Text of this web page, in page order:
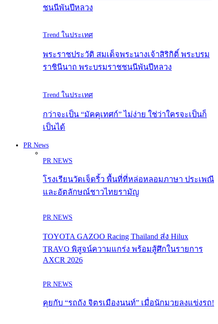
ชนนีพันปีหลวง
Trend ในประเทศ
พระราชประวัติ สมเด็จพระนางเจ้าสิริกิติ์ พระบรม
ราชินีนาถ พระบรมราชชนนีพันปีหลวง
Trend ในประเทศ
กว่าจะเป็น “มัคคุเทศก์” ไม่ง่าย ใช่ว่าใครจะเป็นก็
เป็นได้
PR News
PR NEWS
โรงเรียนวัดเจ็ดริ้ว พื้นที่ที่หล่อหลอมภาษา ประเพณี
และอัตลักษณ์ชาวไทยรามัญ
PR NEWS
TOYOTA GAZOO Racing Thailand ส่ง Hilux
TRAVO พิสูจน์ความแกร่ง พร้อมสู้ศึกในรายการ
AXCR 2026
PR NEWS
คุยกับ “รถถัง จิตรเมืองนนท์” เมื่อนักมวยลงแข่งรถ!